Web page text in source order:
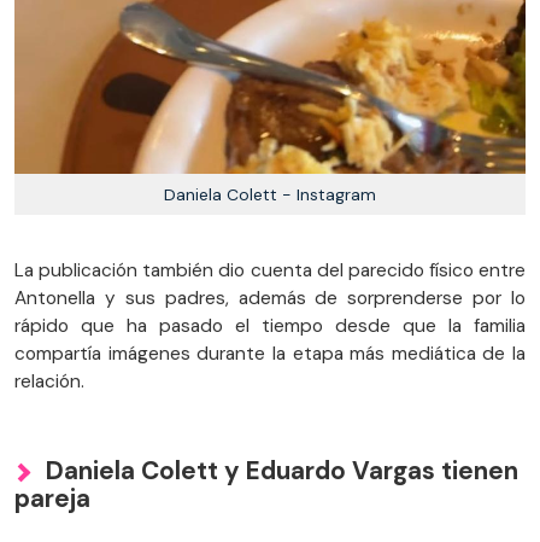
Daniela Colett - Instagram
La publicación también dio cuenta del parecido físico entre
Antonella y sus padres, además de sorprenderse por lo
rápido que ha pasado el tiempo desde que la familia
compartía imágenes durante la etapa más mediática de la
relación.
Daniela Colett y Eduardo Vargas tienen
pareja